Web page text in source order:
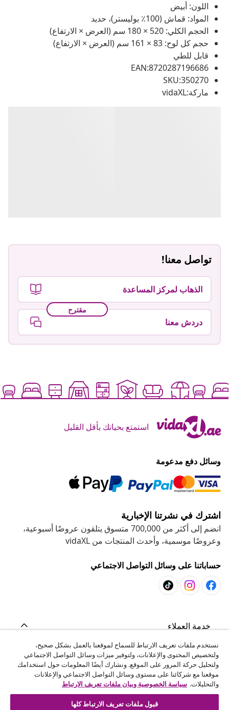
اللون: أبيض
المواد: قماش (100٪ بوليستر)، حديد
الحجم الكلي: 520 × 180 سم (العرض × الارتفاع)
حجم كل لوح: 83 × 161 سم (العرض × الارتفاع)
قابل للطي
EAN:8720287196686
SKU:350270
ماركة:vidaXL
تواصل معنا!
الذهاب لمركز المساعدة
مقترح
دردش معنا
استمتع بحياتك بأقل القليل
وسائل دفع مدعومة
اشترك في نشرتنا الإخبارية
انضم إلى أكثر من 700,000 متسوق يتلقون عروضًا أسبوعية،
وعروضًا موسمية، وأحدث المنتجات من vidaXL
حساباتنا على وسائل التواصل الاجتماعي
خدمة العملاء
المشاريع
vidaXL
نستخدم ملفات تعريف الارتباط للسماح لموقعنا بالعمل بشكل صحيح،
ولتخصيص المحتوى والإعلانات، ولتوفير ميزات وسائل التواصل الاجتماعي
ولتحليل حركة المرور على الموقع. ونشارك أيضًا المعلومات حول استخدامك
موقعنا مع شركائنا على مستوى وسائل التواصل الاجتماعي والإعلانات
والتحليلات. سياسة الخصوصية وبيان ملفات تعريف الارتباط
قبول ملفات تعريف الارتباط كلها